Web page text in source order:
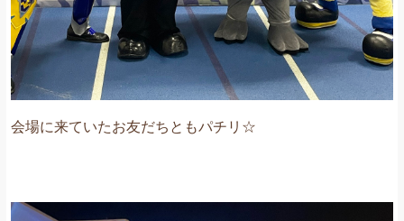
会場に来ていたお友だちともパチリ☆